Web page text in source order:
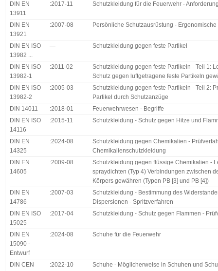
DIN EN
13911
:2017-11 Schutzkleidung für die Feuerwehr -
DIN EN
13921
:2007-08 Persönliche Schutzausrüstung -
DIN EN ISO
13982 ...
— Schutzkleidung gegen feste Partikel
DIN EN ISO
13982-1
:2011-02
Schutzkleidung gegen feste Partikeln - Teil 1:
Schutz gegen luftgetragene feste Partikeln
DIN EN ISO
13982-2
:2005-03
Schutzkleidung gegen feste Partikeln - Teil 2:
Partikel durch Schutzanzüge
DIN 14011
:2018-01
Feuerwehrwesen - Begriffe
DIN EN ISO
14116
:2015-11 Schutzkleidung - Schutz gegen Hitze und
DIN EN
14325
:2024-08
Schutzkleidung gegen Chemikalien -
Chemikalienschutzkleidung
DIN EN
14605
:2009-08
Schutzkleidung gegen flüssige Chemikalien -
spraydichten (Typ 4) Verbindungen zwischen
Körpers gewähren (Typen PB [3] und PB [4])
DIN EN
14786
:2007-03
Schutzkleidung - Bestimmung des
Dispersionen - Spritzverfahren
DIN EN ISO
15025
:2017-04 Schutzkleidung - Schutz gegen Flammen -
DIN EN
15090 -
Entwurf
:2024-08 Schuhe für die Feuerwehr
DIN CEN
:2022-10 Schuhe - Möglicherweise in Schuhen und